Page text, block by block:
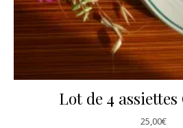
Lot de 4
25,00€